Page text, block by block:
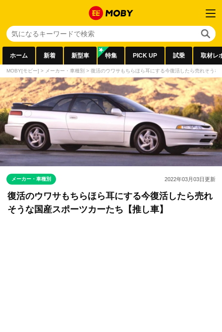
ホーム 新着 新型車 特集 PICK UP 試乗 取材レ
MOBY[モビー] > メーカー・車種別 > 復活のウワサもちらほら耳にする今復活したら売れそうな
メーカー・車種別 2022年03月03日更新
復活のウワサもちらほら耳にする今復活したら売れ
そうな国産スポーツカーたち【推し車】